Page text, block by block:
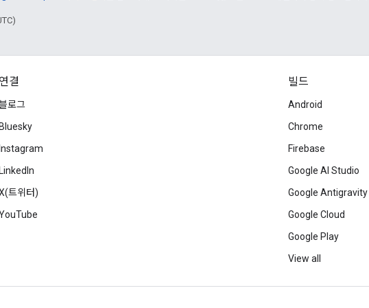
연결
로그
Bluesky
Instagram
LinkedIn
트위터)
빌드
Android
Chrome
Firebase
Google AI Studio
Google Antigravity
Google Cloud
Google Play
View all